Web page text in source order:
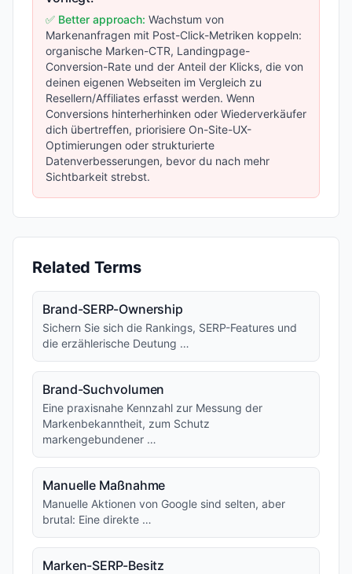
✅ Better approach: Wachstum von
Markenanfragen mit Post-Click-Metriken koppeln:
organische Marken-CTR, Landingpage-
Conversion-Rate und der Anteil der Klicks, die von
deinen eigenen Webseiten im Vergleich zu
Resellern/Affiliates erfasst werden. Wenn
Conversions hinterherhinken oder Wiederverkäufer
dich übertreffen, priorisiere On-Site-UX-
Optimierungen oder strukturierte
Datenverbesserungen, bevor du nach mehr
Sichtbarkeit strebst.
Related Terms
Brand-SERP-Ownership
Sichern Sie sich die Rankings, SERP-Features und
die erzählerische Deutung …
Brand-Suchvolumen
Eine praxisnahe Kennzahl zur Messung der
Markenbekanntheit, zum Schutz
markengebundener …
Manuelle Maßnahme
Manuelle Aktionen von Google sind selten, aber
brutal: Eine direkte …
Marken-SERP-Besitz